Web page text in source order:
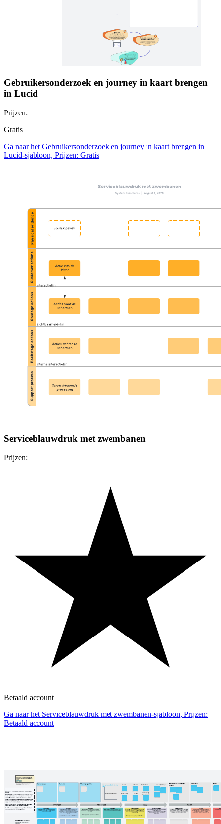
Gebruikersonderzoek en journey in kaart brengen
in Lucid
Prijzen:
Gratis
Ga naar het Gebruikersonderzoek en journey in kaart brengen in
Lucid-sjabloon, Prijzen: Gratis
Serviceblauwdruk met zwembanen
Prijzen:
Betaald account
Ga naar het Serviceblauwdruk met zwembanen-sjabloon, Prijzen:
Betaald account